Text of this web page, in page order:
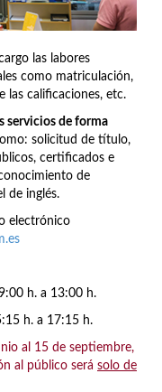
las labores
como matriculación,
las calificaciones, etc.
servicios de forma
solicitud de título,
certificados e
de
de inglés.
electrónico
h. a 13:00 h.
h. a 17:15 h.
al 15 de septiembre,
al público será solo de